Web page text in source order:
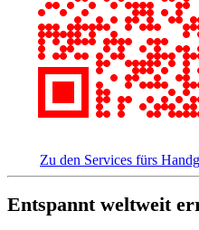
Zu den Services fürs
Entspannt weltweit